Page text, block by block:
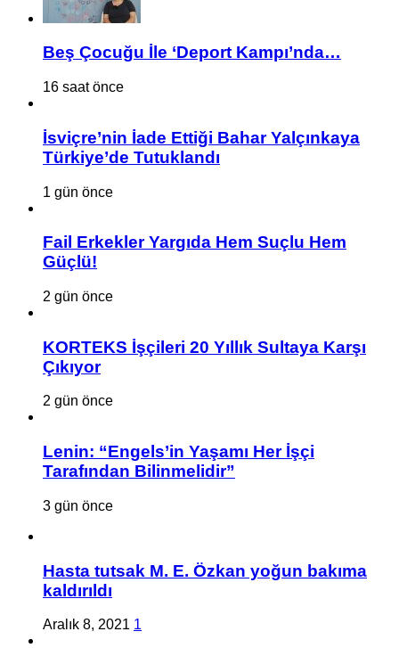
Beş Çocuğu İle ‘Deport Kampı’nda…
16 saat önce
İsviçre’nin İade Ettiği Bahar Yalçınkaya
Türkiye’de Tutuklandı
1 gün önce
Fail Erkekler Yargıda Hem Suçlu Hem
Güçlü!
2 gün önce
KORTEKS İşçileri 20 Yıllık Sultaya Karşı
Çıkıyor
2 gün önce
Lenin: “Engels’in Yaşamı Her İşçi
Tarafından Bilinmelidir”
3 gün önce
Hasta tutsak M. E. Özkan yoğun bakıma
kaldırıldı
Aralık 8, 2021 1